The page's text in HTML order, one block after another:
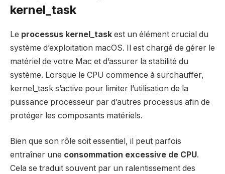
kernel_task
Le processus kernel_task est un élément crucial du
système d’exploitation macOS. Il est chargé de gérer le
matériel de votre Mac et d’assurer la stabilité du
système. Lorsque le CPU commence à surchauffer,
kernel_task s’active pour limiter l’utilisation de la
puissance processeur par d’autres processus afin de
protéger les composants matériels.
Bien que son rôle soit essentiel, il peut parfois
entraîner une consommation excessive de CPU.
Cela se traduit souvent par un ralentissement des